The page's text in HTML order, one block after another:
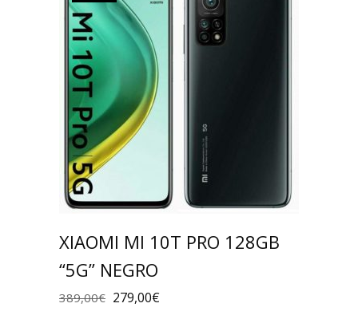
XIAOMI MI 10T PRO 128GB
“5G” NEGRO
389,00€ 279,00€